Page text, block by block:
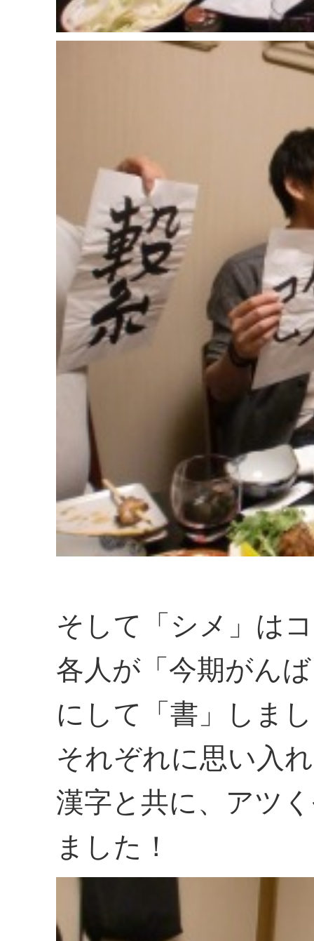
そして「シメ」は
各人が「今期がん
にして「書」しま
それぞれに思い入
漢字と共に、アツ
ました！